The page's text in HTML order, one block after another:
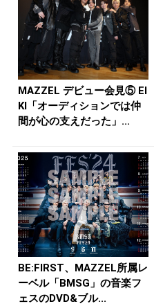
MAZZEL デビュー会見⑤ EI
KI「オーディションでは仲
間が心の支えだった」...
BE:FIRST、MAZZEL所属レ
ーベル「BMSG」の音楽フ
ェスのDVD&ブル...